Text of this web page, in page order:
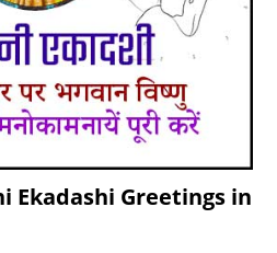
Ekadashi Greetings in